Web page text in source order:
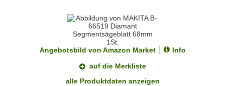
Angebotsbild von Amazon Market
Info
auf die Merkliste
alle Produktdaten anzeigen